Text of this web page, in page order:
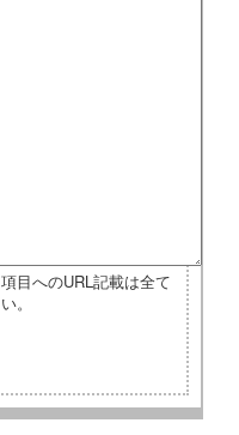
目へのURL記載は全て
。